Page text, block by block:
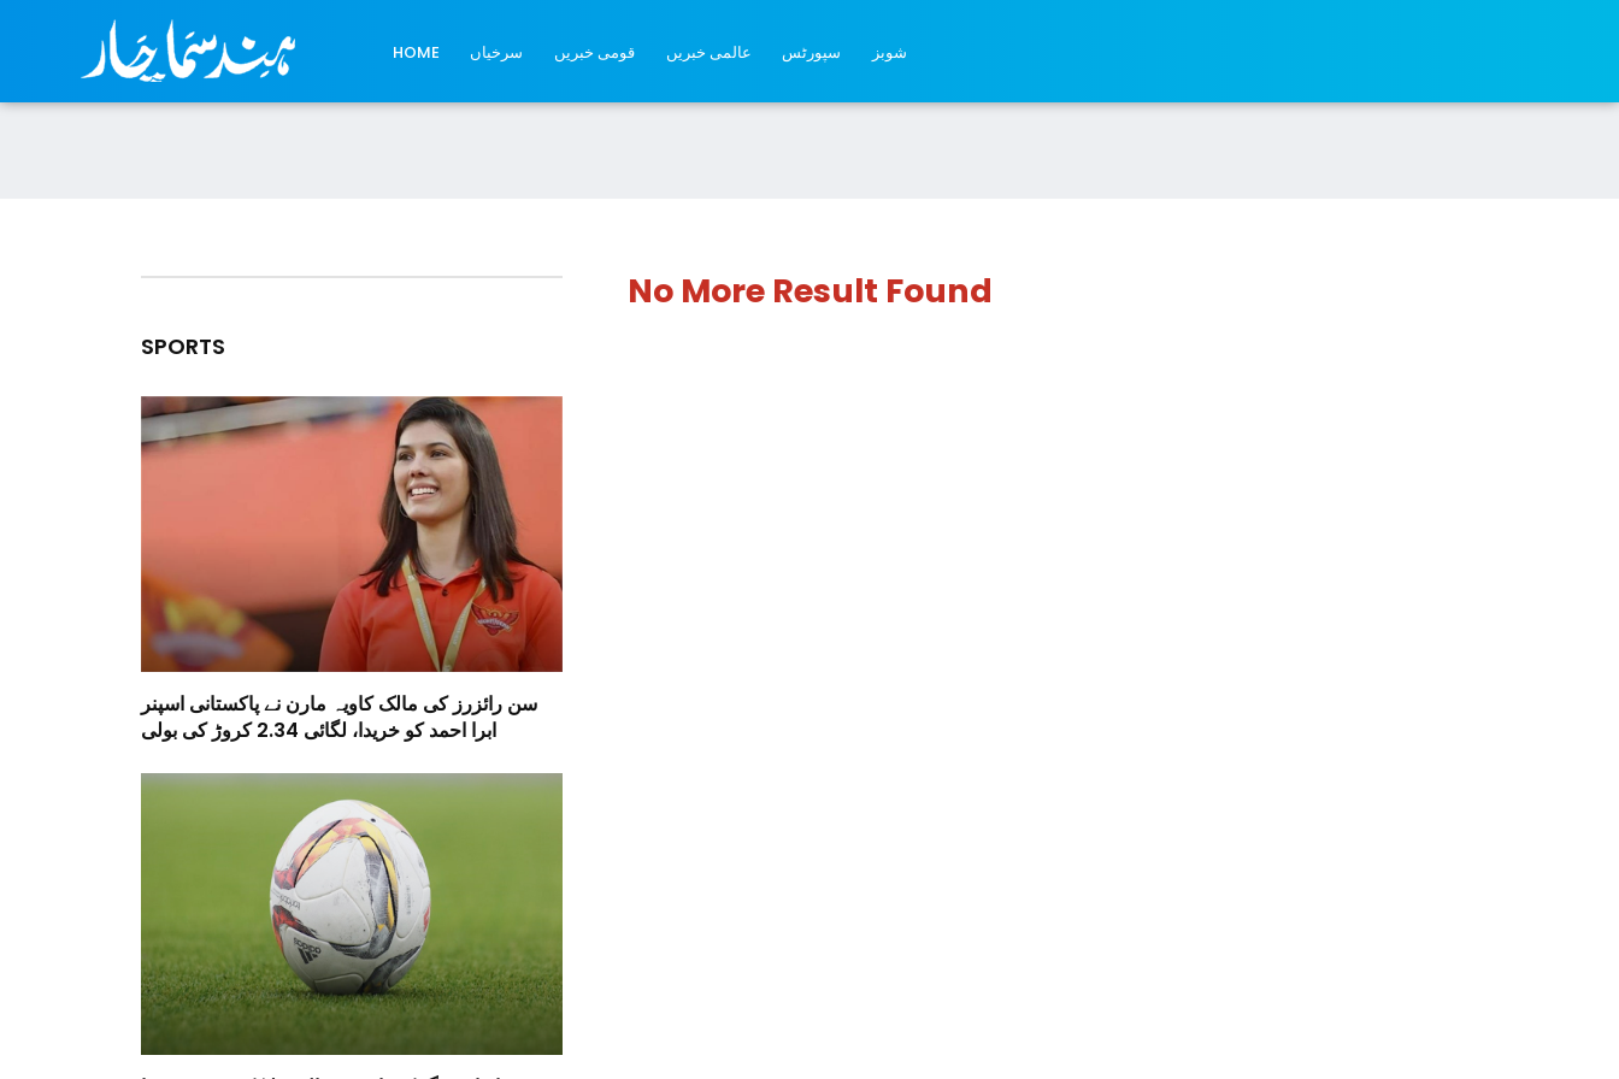
HOME سرخیاں قومی خبریں عالمی خبریں سپورٹس شوبز
SPORTS
سن رائزرز کی مالک کاویہ مارن نے پاکستانی اسپنر
ابرا احمد کو خریدا، لگائی 2.34 کروڑ کی بولی
No More Result Found